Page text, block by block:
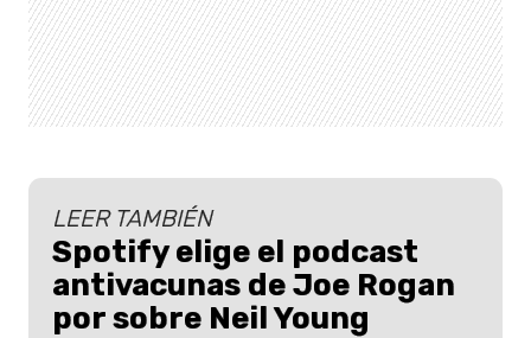
LEER TAMBIÉN
Spotify elige el podcast
antivacunas de Joe Rogan
por sobre Neil Young